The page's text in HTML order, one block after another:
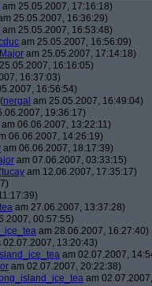
am 25.05.2007, 17:16:18)
25.05.2007, 16:36:29)
am 25.05.2007, 16:53:48)
am 25.05.2007, 16:56:09)
Major am 25.05.2007, 17:14:18)
16:16:05)
16:37:03)
16:56:54)
(nergal am 25.05.2007, 16:49:04)
19:36:17)
am 06.06.2007, 13:22:11)
06.06.2007, 14:26:19)
am 06.06.2007, 18:17:39)
am 07.06.2007, 03:33:15)
tucay am 12.06.2007, 17:35:17)
am 27.06.2007, 13:37:28)
00:57:55)
am 28.06.2007, 16:27:40)
02.07.2007, 13:20:43)
am 02.07.2007,
am 02.07.2007, 20:22:38)
am